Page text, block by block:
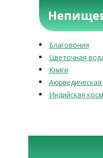
Благовония
Цветочная
Книги
Индийская